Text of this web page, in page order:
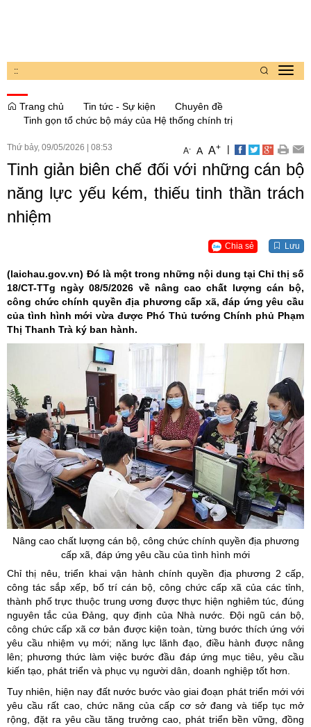
::
Trang chủ
Tin tức - Sự kiện
Chuyên đề
Tinh gọn tổ chức bộ máy của Hệ thống chính trị
Thứ bảy, 09/05/2026 08:53 A- A A+ |
Tinh giản biên chế đối với những cán bộ
năng lực yếu kém, thiếu tinh thần trách
nhiệm
Chia sẻ Lưu
(laichau.gov.vn) Đó là một trong những nội dung tại Chỉ thị số
18/CT-TTg ngày 08/5/2026 về nâng cao chất lượng cán bộ,
công chức chính quyền địa phương cấp xã, đáp ứng yêu cầu
của tình hình mới vừa được Phó Thủ tướng Chính phủ Phạm
Thị Thanh Trà ký ban hành.
Nâng cao chất lượng cán bộ, công chức chính quyền địa phương
cấp xã, đáp ứng yêu cầu của tình hình mới
Chỉ thị nêu, triển khai vận hành chính quyền địa phương 2 cấp,
công tác sắp xếp, bố trí cán bộ, công chức cấp xã của các tỉnh,
thành phố trực thuộc trung ương được thực hiện nghiêm túc, đúng
nguyên tắc của Đảng, quy định của Nhà nước. Đội ngũ cán bộ,
công chức cấp xã cơ bản được kiện toàn, từng bước thích ứng với
yêu cầu nhiệm vụ mới; năng lực lãnh đạo, điều hành được nâng
lên; phương thức làm việc bước đầu đáp ứng mục tiêu, yêu cầu
kiến tạo, phát triển và phục vụ người dân, doanh nghiệp tốt hơn.
Tuy nhiên, hiện nay đất nước bước vào giai đoạn phát triển mới với
yêu cầu rất cao, chức năng của cấp cơ sở đang và tiếp tục mở
rộng, đặt ra yêu cầu tăng trưởng cao, phát triển bền vững, đồng